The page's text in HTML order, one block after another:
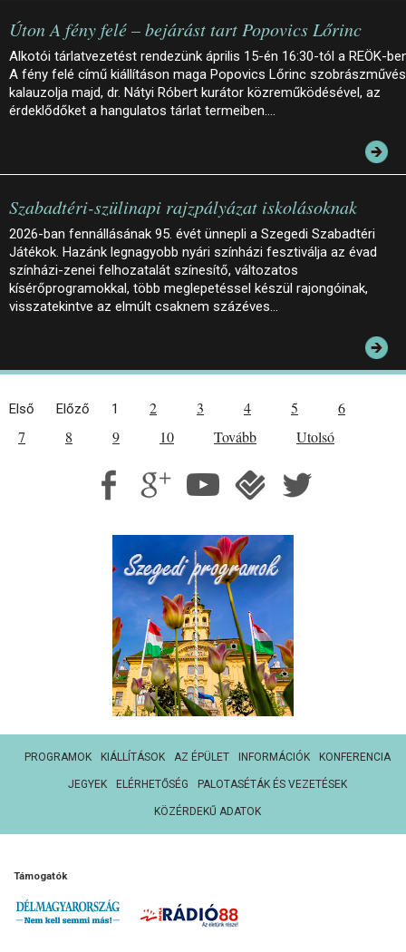
Úton A fény felé – bejárást tart Popovics Lőrinc
Alkotói tárlatvezetést rendezünk április 15-én 16:30-tól a REÖK-
A fény felé című kiállításon maga Popovics Lőrinc
kalauzolja majd, dr. Nátyi Róbert kurátor közreműködésével, az
érdeklődőket a hangulatos tárlat termeiben.…
Szabadtéri-szülinapi rajzpályázat iskolásoknak
2026-ban fennállásának 95. évét ünnepli a Szegedi Szabadtéri
Játékok. Hazánk legnagyobb nyári színházi fesztiválja az évad
színházi-zenei felhozatalát színesítő, változatos
kísérőprogramokkal, több meglepetéssel készül rajongóinak,
visszatekintve az elmúlt csaknem százéves…
Első Előző 1 2 3 4 5
6
7
8 9 10 Tovább Utolsó
PROGRAMOK KIÁLLÍTÁSOK AZ ÉPÜLET INFORMÁCIÓK KONFERENCIA
JEGYEK ELÉRHETŐSÉG PALOTASÉTÁK ÉS VEZETÉSEK
KÖZÉRDEKŰ ADATOK
Támogatók